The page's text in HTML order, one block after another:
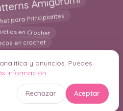
Amigurumi
para Principiantes
en Crochet
en crochet
los derechos reservados.
y anuncios. Puedes
información
Rechazar Aceptar